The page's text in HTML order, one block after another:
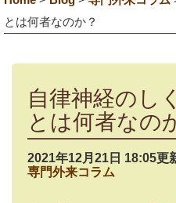
とは何者なのか？
自律神経のし
とは何者なの
2021年12月21日 18:05更
専門外来コラム